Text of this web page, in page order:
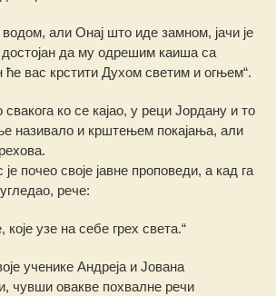
али Онај што иде замном, јачи је
да му одрешим каиша са
вас крстити Духом светим и огњем“.
свакога ко се кајао, у реци Јордану и то
називало и крштењем покајања, али
почео своје јавне проповеди, а кад га
рече:
које узе на себе грех света.“
ученике Андреја и Јована
чувши овакве похвалне речи